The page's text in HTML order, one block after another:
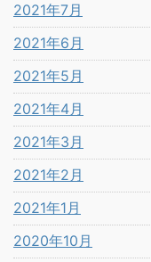
2021年7月
2021年6月
2021年5月
2021年4月
2021年3月
2021年2月
2021年1月
2020年10月